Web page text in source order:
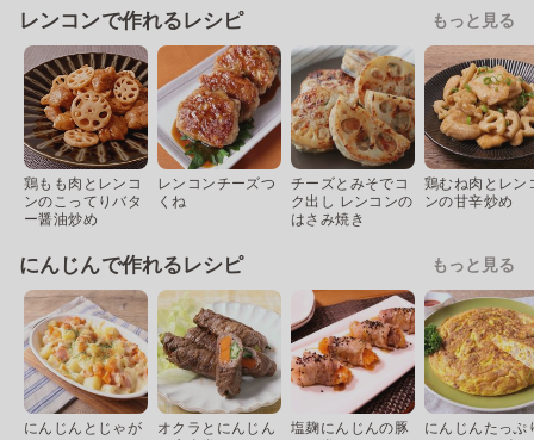
レンコンで作れるレシピ もっと見る
鶏もも肉とレンコ
ンのこってりバタ
ー醤油炒め
レンコンチーズつ
くね
チーズとみそでコ
ク出し レンコンの
はさみ焼き
鶏むね肉とレン
ンの甘辛炒め
にんじんで作れるレシピ もっと見る
にんじんとじゃが
オクラとにんじん
塩麹にんじんの豚
にんじんたっぷ